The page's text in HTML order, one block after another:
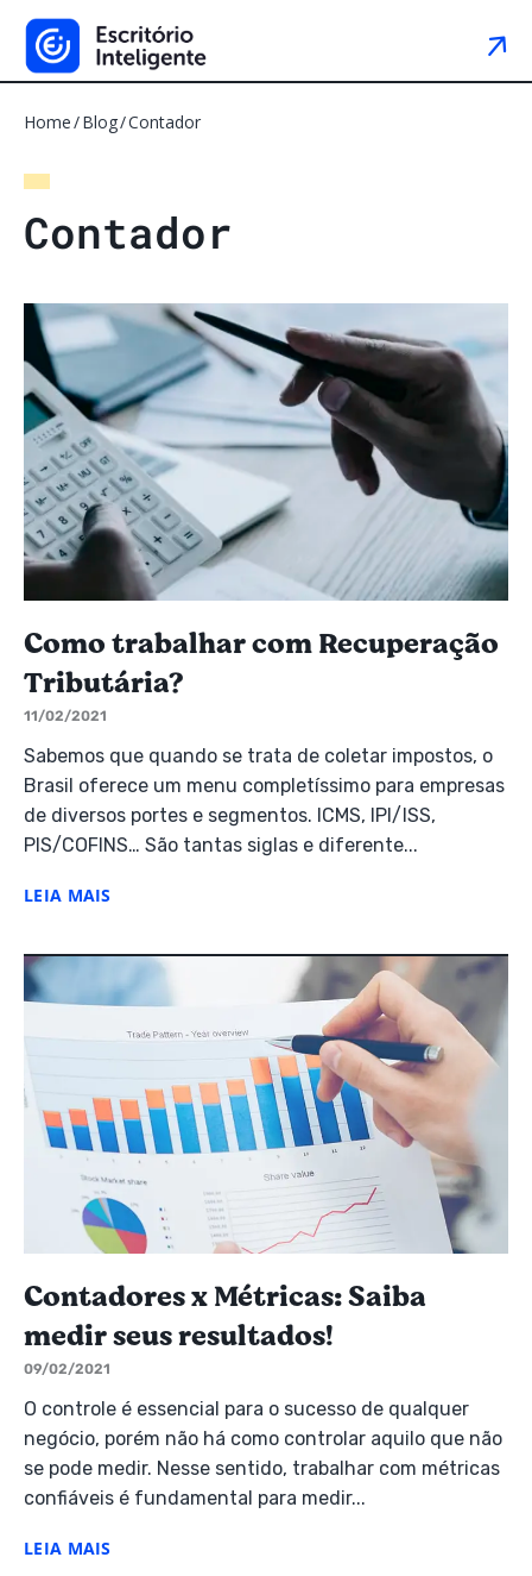
Home Blog Contador
Contador
Como trabalhar com Recuperação
Tributária?
11/02/2021
Sabemos que quando se trata de coletar impostos, o
Brasil oferece um menu completíssimo para empresas
de diversos portes e segmentos. ICMS, IPI/ISS,
PIS/COFINS… São tantas siglas e diferente...
LEIA MAIS
Contadores x Métricas: Saiba
medir seus resultados!
09/02/2021
O controle é essencial para o sucesso de qualquer
negócio, porém não há como controlar aquilo que não
se pode medir. Nesse sentido, trabalhar com métricas
confiáveis é fundamental para medir...
LEIA MAIS